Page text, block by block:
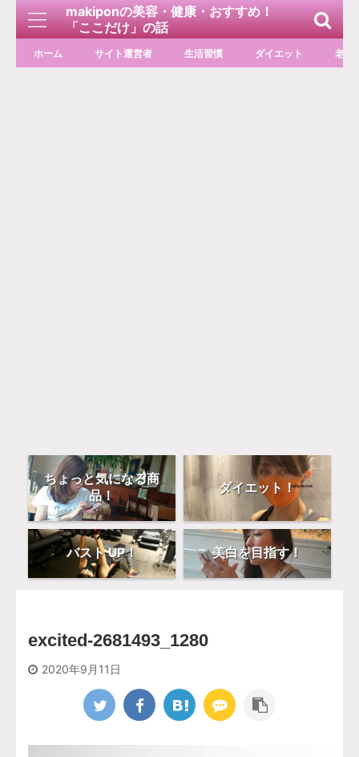
makiponの美容・健康・おすすめ！
「ここだけ」の話
ホーム サイト運営者 生活習慣 ダイエット 老化
ちょっと気になる商
品！
ダイエット！
バスト UP！ 美白を目指す！
excited-2681493_1280
2020年9月11日